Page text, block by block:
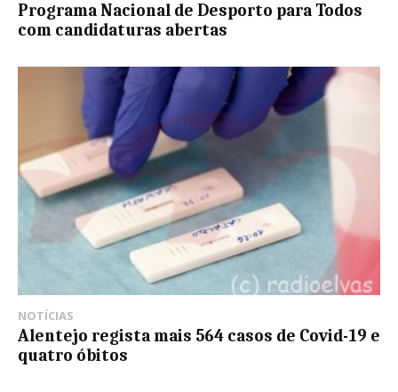
Programa Nacional de Desporto para Todos
com candidaturas abertas
NOTÍCIAS
Alentejo regista mais 564 casos de Covid-19 e
quatro óbitos